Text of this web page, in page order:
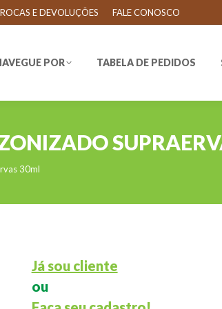
E DEVOLUÇÕES FALE CONOSCO
POR TABELA DE PEDIDOS
30ml
Já sou cliente
ou
POR TABELA DE PEDIDOS